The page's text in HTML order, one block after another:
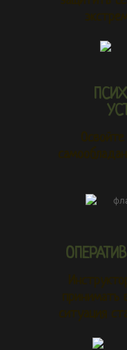
принимать
ситуация